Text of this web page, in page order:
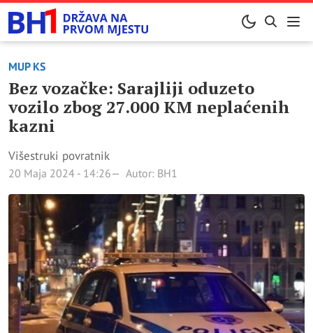
MUP KS
Bez vozačke: Sarajliji oduzeto
vozilo zbog 27.000 KM neplaćenih
kazni
Višestruki povratnik
20 Maja 2024 - 14:26 Autor: BH1